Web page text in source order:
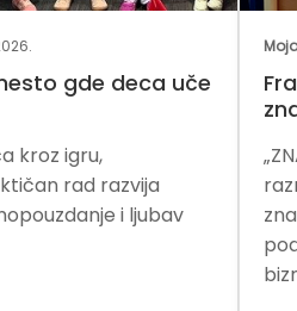
gde deca uče
kroz igru,
rad razvija
i ljubav